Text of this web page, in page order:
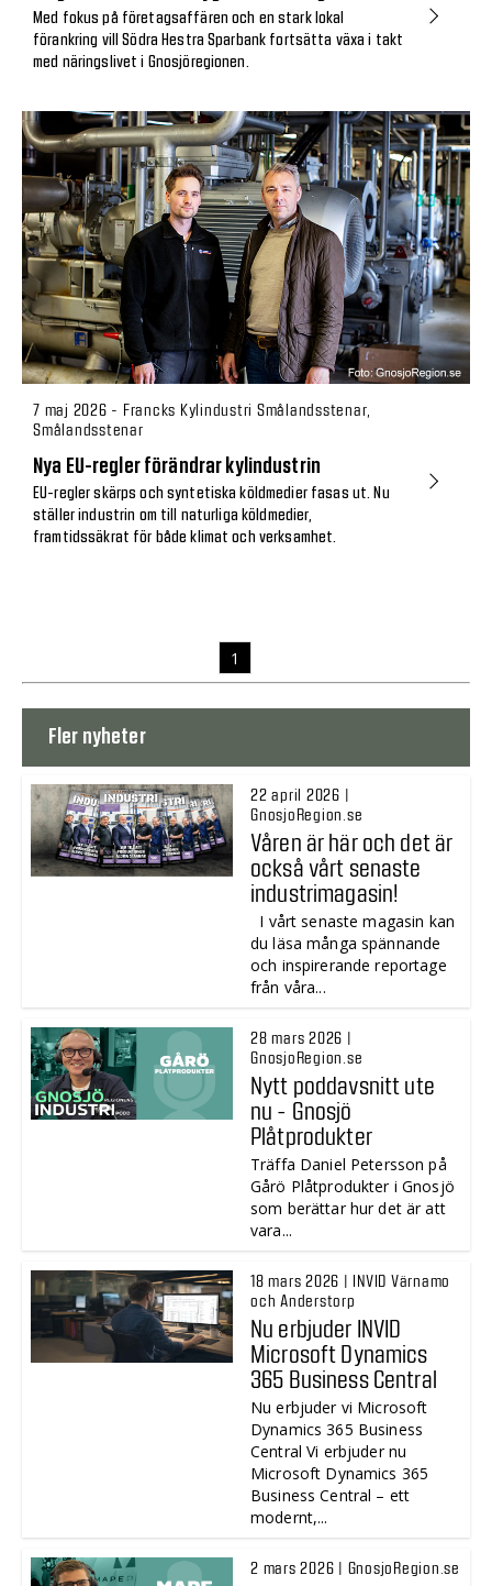
Med fokus på företagsaffären och en stark lokal
förankring vill Södra Hestra Sparbank fortsätta växa i takt
med näringslivet i Gnosjöregionen.
7 maj 2026 - Francks Kylindustri Smålandsstenar,
Smålandsstenar
Nya EU-regler förändrar kylindustrin
EU-regler skärps och syntetiska köldmedier fasas ut. Nu
ställer industrin om till naturliga köldmedier,
framtidssäkrat för både klimat och verksamhet.
1
Fler nyheter
22 april 2026 |
GnosjoRegion.se
Våren är här och det är
också vårt senaste
industrimagasin!
I vårt senaste magasin kan
du läsa många spännande
och inspirerande reportage
från våra...
28 mars 2026 |
GnosjoRegion.se
Nytt poddavsnitt ute
nu - Gnosjö
Plåtprodukter
Träffa Daniel Petersson på
Gårö Plåtprodukter i Gnosjö
som berättar hur det är att
vara...
18 mars 2026 | INVID Värnamo
och Anderstorp
Nu erbjuder INVID
Microsoft Dynamics
365 Business Central
Nu erbjuder vi Microsoft
Dynamics 365 Business
Central Vi erbjuder nu
Microsoft Dynamics 365
Business Central – ett
modernt,...
2 mars 2026 | GnosjoRegion.se